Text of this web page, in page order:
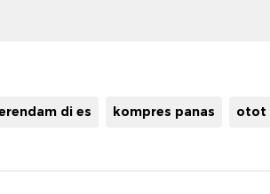
di es kompres panas otot